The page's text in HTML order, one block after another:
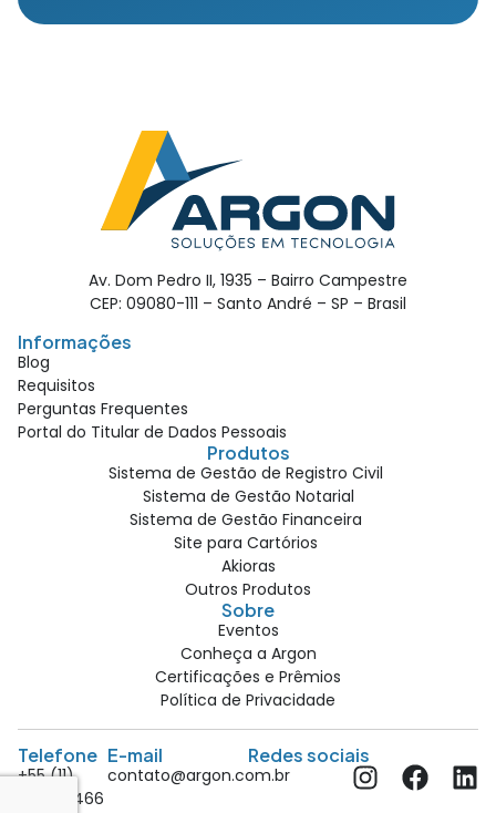
Av. Dom Pedro II, 1935 – Bairro Campestre
CEP: 09080-111 – Santo André – SP – Brasil
Informações
Blog
Requisitos
Perguntas Frequentes
Portal do Titular de Dados Pessoais
Produtos
Sistema de Gestão de Registro Civil
Sistema de Gestão Notarial
Sistema de Gestão Financeira
Site para Cartórios
Akioras
Outros Produtos
Sobre
Eventos
Conheça a Argon
Certificações e Prêmios
Política de Privacidade
Telefone
+55 (11)
4428 7466
E-mail
contato@argon.com.br
Redes sociais